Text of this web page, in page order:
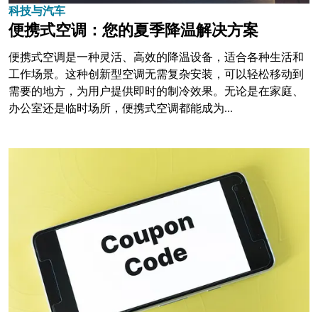
科技与汽车
便携式空调：您的夏季降温解决方案
便携式空调是一种灵活、高效的降温设备，适合各种生活和
工作场景。这种创新型空调无需复杂安装，可以轻松移动到
需要的地方，为用户提供即时的制冷效果。无论是在家庭、
办公室还是临时场所，便携式空调都能成为...